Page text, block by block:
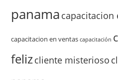
panama capacitacion
capacitacion en ventas capacitación
felizcliente misterioso